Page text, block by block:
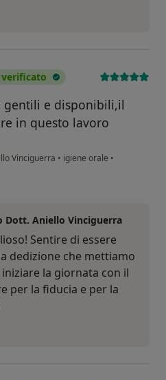
gentili e disponibili,il
in questo lavoro
Vinciguerra • igiene orale •
Dott. Aniello Vinciguerra
Sentire di essere
dedizione che mettiamo
la giornata con il
per la fiducia e per la